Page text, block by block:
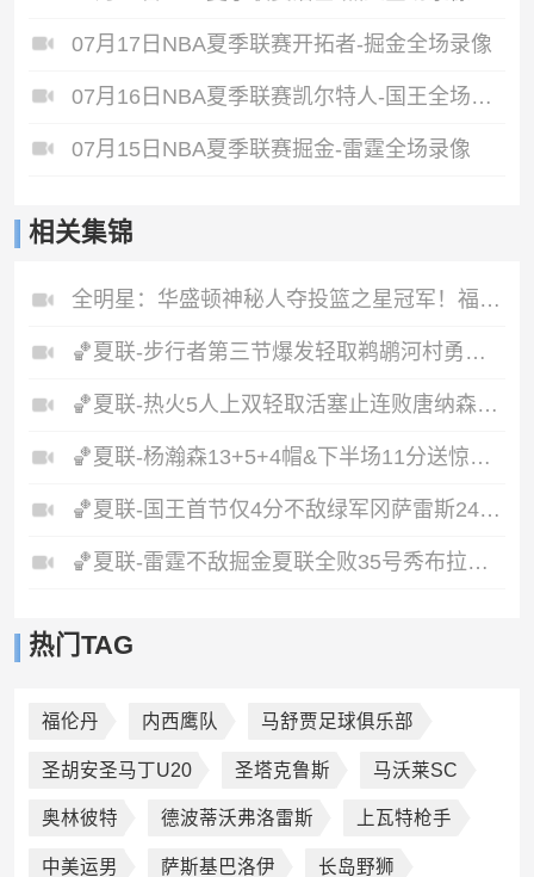
07月17日NBA夏季联赛开拓者-掘金全场录像
07月16日NBA夏季联赛凯尔特人-国王全场录像
07月15日NBA夏季联赛掘金-雷霆全场录像
相关集锦
全明星：华盛顿神秘人夺投篮之星冠军！福德夺得三分大赛冠军！
🏀夏联-步行者第三节爆发轻取鹈鹕河村勇辉5+5+12斯劳森22分
🏀夏联-热火5人上双轻取活塞止连败唐纳森20+8+10奥科里27分
🏀夏联-杨瀚森13+5+4帽&下半场11分送惊艳妙传开拓者力克掘金
🏀夏联-国王首节仅4分不敌绿军冈萨雷斯24+10+5塞纳克10+12
🏀夏联-雷霆不敌掘金夏联全败35号秀布拉齐尔32+6马拉14+7+6
热门TAG
福伦丹 内西鹰队 马舒贾足球俱乐部
圣胡安圣马丁U20 圣塔克鲁斯 马沃莱SC
奥林彼特 德波蒂沃弗洛雷斯 上瓦特枪手
中美运男 萨斯基巴洛伊 长岛野狮